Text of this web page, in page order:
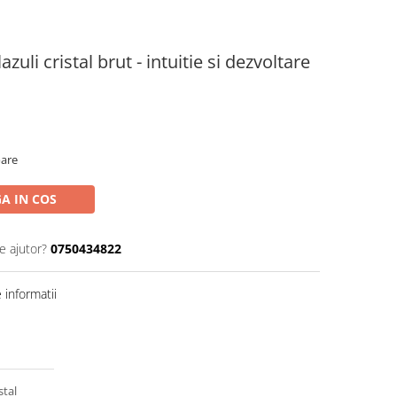
cristal brut - intuitie si dezvoltare
IN COS
ajutor? 0750434822
informatii